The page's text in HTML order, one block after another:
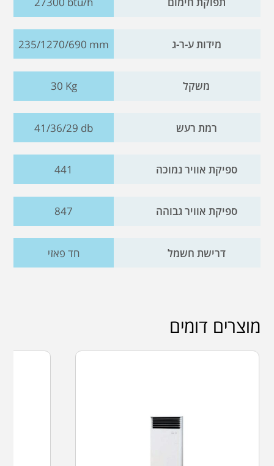
מידות ע-ר-ג 235/1270/690 mm
משקל 30 Kg
רמת רעש 41/36/29 db
ספיקת אוויר נמוכה 441
ספיקת אוויר גבוהה 847
דרישת חשמל חד פאזי
מוצרים דומים